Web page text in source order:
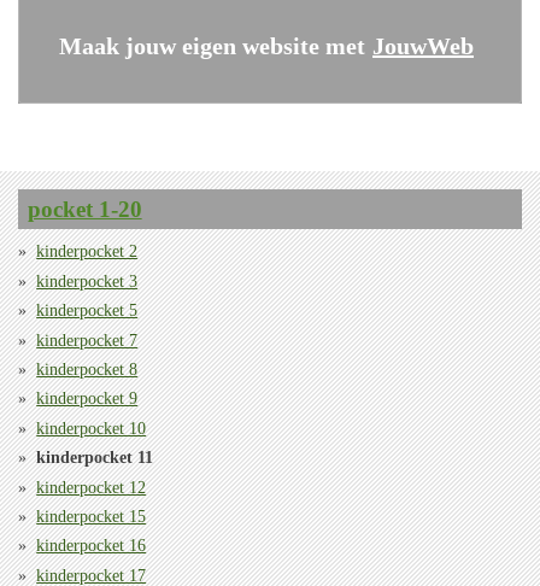
Maak jouw eigen website met JouwWeb
pocket 1-20
kinderpocket 2
kinderpocket 3
kinderpocket 5
kinderpocket 7
kinderpocket 8
kinderpocket 9
kinderpocket 10
kinderpocket 11
kinderpocket 12
kinderpocket 15
kinderpocket 16
kinderpocket 17